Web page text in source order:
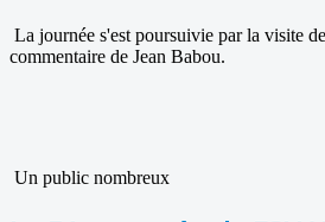
La journée s'est poursuivie par la visite
commentaire de Jean Babou.
Un public nombreux